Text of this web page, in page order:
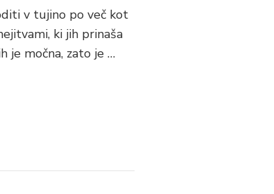
v tujino po več kot
ki jih prinaša
je močna, zato je …